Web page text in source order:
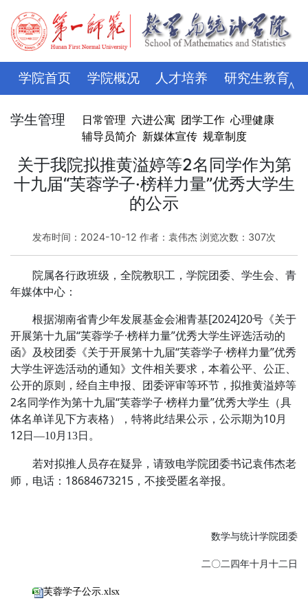
学院首页 学院概况 人才培养 研究生教育
学科科研 师资队伍 招生就业 党建思政
评建专栏 资料下载 学校主页
∧
学生管理 日常管理 六进公寓 团学工作 心理健康
辅导员简介 新媒体宣传 规章制度
关于我院拟推黄溢婷等2名同学作为第
十九届“芙蓉学子·榜样力量”优秀大学生
的公示
发布时间：2024-10-12 作者：袁伟杰 浏览次数： 307次
院属各行政班级，全院教职工，学院团委、学生会、青
年媒体中心：
根据湖南省青少年发展基金会湘青基[2024]20号《关于
开展第十九届“芙蓉学子·榜样力量”优秀大学生评选活动的
函》及校团委《关于开展第十九届“芙蓉学子·榜样力量”优秀
大学生评选活动的通知》文件相关要求 ， 本着公平、公正、
公开的原则， 经自主申报、 团委评审等环节，拟推黄溢婷等
2名同学作为第十九届“芙蓉学子·榜样力量”优秀大学生（具
体名单详见下方表格），特将此结果公示，公示期为10月
12日—10月13日。
若对拟推人员存在疑异，请致电学院团委书记袁伟杰老
师，电话： 18684673215，不接受匿名举报。
数学与统计学院团委
二〇二四年十月 十二 日
芙蓉学子公示.xlsx